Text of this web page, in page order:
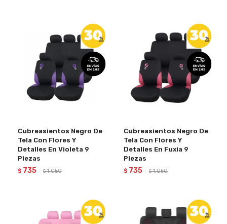
Cubreasientos Negro De
Tela Con Flores Y
Detalles En Violeta 9
Piezas
$ 735 $ 1.050
Cubreasientos Negro De
Tela Con Flores Y
Detalles En Fuxia 9
Piezas
$ 735 $ 1.050